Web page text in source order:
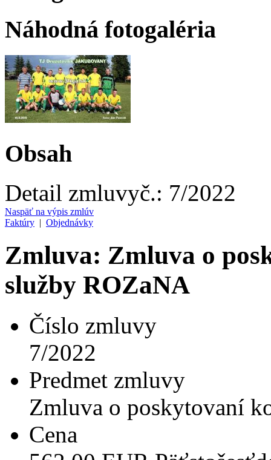
Náhodná fotogaléria
Obsah
Detail zmluvyč.: 7/2022
Naspäť na výpis zmlúv
Faktúry | Objednávky
Zmluva: Zmluva o
služby ROZaNA
Číslo zmluvy
7/2022
Predmet zmluvy
Zmluva o poskytovaní
Cena